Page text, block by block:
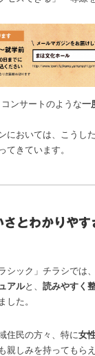
ンサートのような一
においては、こうした
てきています。
さとわかりや
シック」チラシでは、
アルと、 読みやすく
した。
住民の方々、特に女
親しみを持ってもら